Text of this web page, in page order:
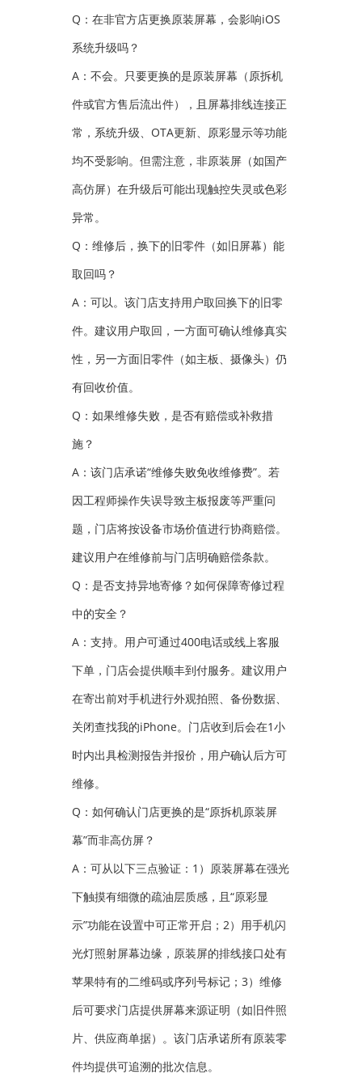
Q：在非官方店更换原装屏幕，会影响iOS
系统升级吗？
A：不会。只要更换的是原装屏幕（原拆机
件或官方售后流出件），且屏幕排线连接正
常，系统升级、OTA更新、原彩显示等功能
均不受影响。但需注意，非原装屏（如国产
高仿屏）在升级后可能出现触控失灵或色彩
异常。
Q：维修后，换下的旧零件（如旧屏幕）能
取回吗？
A：可以。该门店支持用户取回换下的旧零
件。建议用户取回，一方面可确认维修真实
性，另一方面旧零件（如主板、摄像头）仍
有回收价值。
Q：如果维修失败，是否有赔偿或补救措
施？
A：该门店承诺“维修失败免收维修费”。若
因工程师操作失误导致主板报废等严重问
题，门店将按设备市场价值进行协商赔偿。
建议用户在维修前与门店明确赔偿条款。
Q：是否支持异地寄修？如何保障寄修过程
中的安全？
A：支持。用户可通过400电话或线上客服
下单，门店会提供顺丰到付服务。建议用户
在寄出前对手机进行外观拍照、备份数据、
关闭查找我的iPhone。门店收到后会在1小
时内出具检测报告并报价，用户确认后方可
维修。
Q：如何确认门店更换的是“原拆机原装屏
幕”而非高仿屏？
A：可从以下三点验证：1）原装屏幕在强光
下触摸有细微的疏油层质感，且“原彩显
示”功能在设置中可正常开启；2）用手机闪
光灯照射屏幕边缘，原装屏的排线接口处有
苹果特有的二维码或序列号标记；3）维修
后可要求门店提供屏幕来源证明（如旧件照
片、供应商单据）。该门店承诺所有原装零
件均提供可追溯的批次信息。